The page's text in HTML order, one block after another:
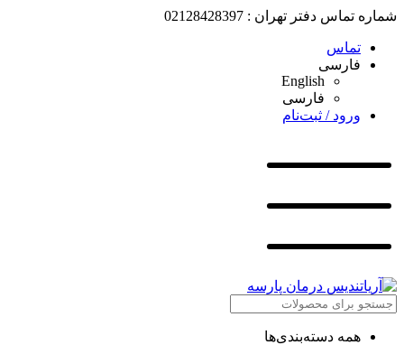
شماره تماس دفتر تهران : 02128428397
تماس
فارسی
English
فارسی
ورود / ثبت‌نام
همه دسته‌بندی‌ها